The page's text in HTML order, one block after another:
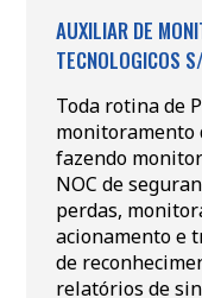
AUXILIAR DE
TECNOLOGICOS
Toda rotina de
monitoramento
fazendo
NOC de
perdas,
acionamento e
de
relatórios de